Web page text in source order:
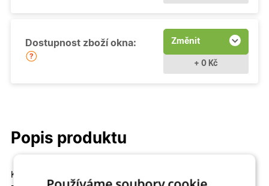
Dostupnost zboží okna: Změnit
+ 0 Kč
Popis produktu
Kvalitní a cenově dostupné